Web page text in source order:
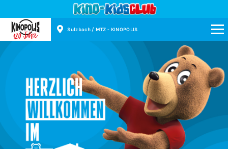
Sulzbach / MTZ - KINOPOLIS